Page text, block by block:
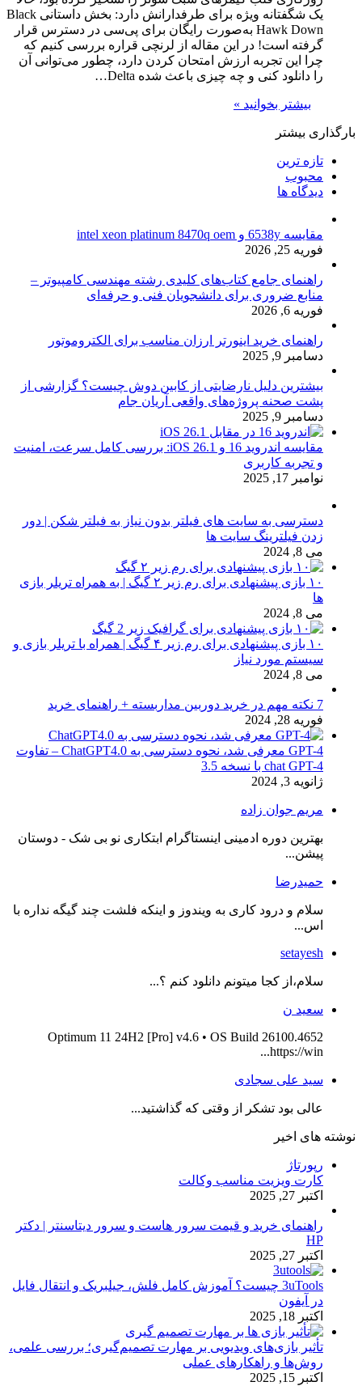
یک شگفتانه ویژه برای طرفدارانش دارد: بخش داستانی Black
Hawk Down به‌صورت رایگان برای پی‌سی در دسترس قرار
گرفته است! در این مقاله از لرنچی قراره بررسی کنیم که
چرا این تجربه ارزش امتحان کردن دارد، چطور می‌توانی آن
را دانلود کنی و چه چیزی باعث شده Delta…
بیشتر بخوانید »
بارگذاری بیشتر
تازه ترین
محبوب
دیدگاه ها
مقایسه 6538y و intel xeon platinum 8470q oem
فوریه 25, 2026
راهنمای جامع کتاب‌های کلیدی رشته مهندسی کامپیوتر –
منابع ضروری برای دانشجویان فنی و حرفه‌ای
فوریه 6, 2026
راهنمای خرید اینورتر ارزان مناسب برای الکتروموتور
دسامبر 9, 2025
بیشترین دلیل نارضایتی از کابین دوش چیست؟ گزارشی از
پشت صحنه پروژه‌های واقعی آریان جام
دسامبر 9, 2025
مقایسه اندروید 16 و iOS 26.1: بررسی کامل سرعت، امنیت
و تجربه کاربری
نوامبر 17, 2025
دسترسی به سایت های فیلتر بدون نیاز به فیلتر شکن | دور
زدن فیلترینگ سایت ها
می 8, 2024
۱۰ بازی پیشنهادی برای رم زیر ۲ گیگ | به همراه تریلر بازی
ها
می 8, 2024
۱۰ بازی پیشنهادی برای رم زیر ۴ گیگ | همراه با تریلر بازی و
سیستم مورد نیاز
می 8, 2024
7 نکته مهم در خرید دوربین مداربسته + راهنمای خرید
فوریه 28, 2024
GPT-4 معرفی شد، نحوه دسترسی به ChatGPT4.0 – تفاوت
chat GPT-4 با نسخه 3.5
ژانویه 3, 2024
مریم جوان زاده
بهترین دوره ادمینی اینستاگرام ابتکاری نو بی شک - دوستان
پیشن...
حمیدرضا
سلام و درود کاری به ویندوز و اینکه فلشت چند گیگه نداره با
اس...
setayesh
سلام،از کجا میتونم دانلود کنم ؟...
سعید ن
Optimum 11 24H2 [Pro] v4.6 • OS Build 26100.4652
https://win...
سید علی سجادی
عالی بود تشکر از وقتی که گذاشتید...
نوشته های اخیر
رپورتاژ
کارت ویزیت مناسب وکالت
اکتبر 27, 2025
راهنمای خرید و قیمت سرور هاست و سرور دیتاسنتر | دکتر
HP
اکتبر 27, 2025
3uTools چیست؟ آموزش کامل فلش، جیلبریک و انتقال فایل
در آیفون
اکتبر 18, 2025
تأثیر بازی‌های ویدیویی بر مهارت تصمیم‌گیری؛ بررسی علمی،
روش‌ها و راهکارهای عملی
اکتبر 15, 2025